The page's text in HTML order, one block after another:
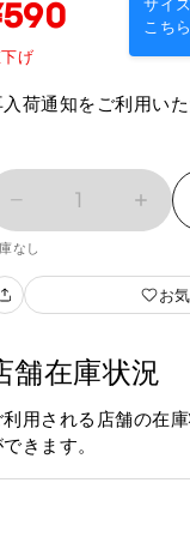
サイ
こち
げ
入荷通知をご利用い
1
なし
お
舗在庫状況
利用される店舗の在
きます。